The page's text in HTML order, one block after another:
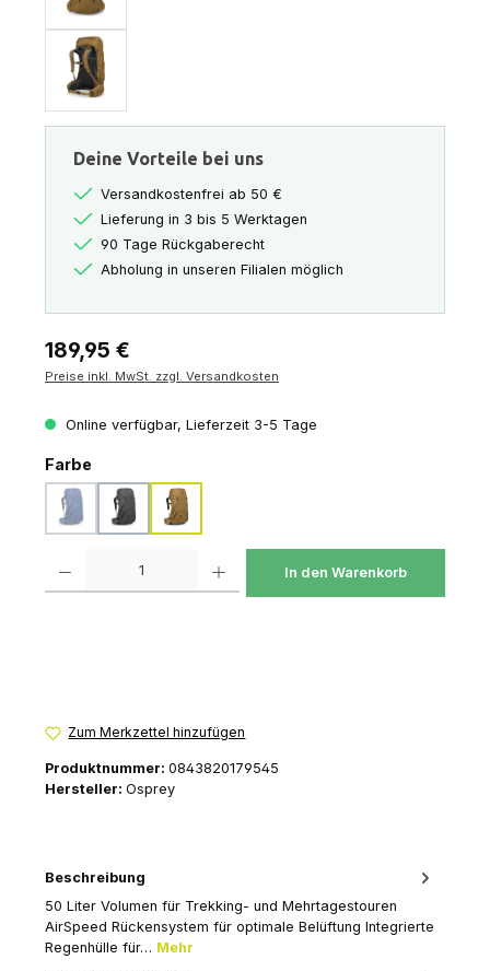
Deine Vorteile bei uns
Versandkostenfrei ab 50 €
Lieferung in 3 bis 5 Werktagen
90 Tage Rückgaberecht
Abholung in unseren Filialen möglich
Regulärer Preis:
189,95 €
Preise inkl. MwSt. zzgl. Versandkosten
Online verfügbar, Lieferzeit 3-5 Tage
Farbeauswählen
astrology blue blue flame
(Diese Option ist zurzeit nicht verfügbar.)
dark charcoal silver lining
histosol brown rhino grey
In den Warenkorb
Zum Merkzettel hinzufügen
Produktnummer: 0843820179545
Hersteller: Osprey
Beschreibung
50 Liter Volumen für Trekking- und Mehrtagestouren
AirSpeed Rückensystem für optimale Belüftung Integrierte
Regenhülle für… Mehr